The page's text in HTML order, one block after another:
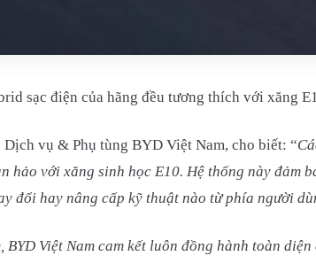
sạc điện của hãng đều tương thích với xăng
vụ & Phụ tùng BYD Việt Nam, cho biết: “
hảo với xăng sinh học E10. Hệ thống này
đổi hay nâng cấp kỹ thuật nào từ phía người
BYD Việt Nam cam kết luôn đồng hành toàn